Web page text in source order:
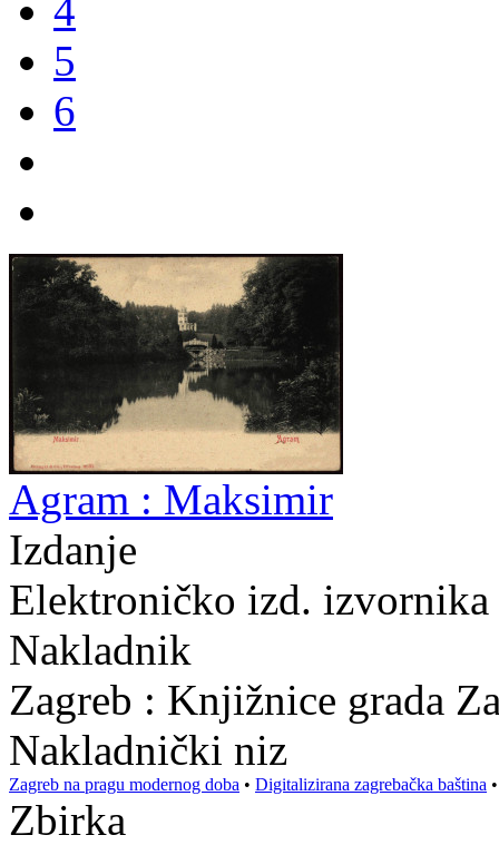
4
5
6
Agram : Maksimir
Izdanje
Elektroničko izd.
Nakladnik
Zagreb : Knjižnice grada
Nakladnički niz
Zagreb na pragu modernog doba • Digitalizirana zagrebačka baština
Zbirka